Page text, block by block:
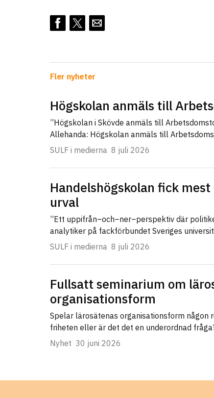
Fler nyheter
Högskolan anmäls till
”Högskolan i Skövde anmäls till
Allehanda: Högskolan anmäls till
SULF i medierna 8 juli 2026
Handelshögskolan fick
urval
”Ett uppifrån–och–ner–perspektiv där
analytiker på fackförbundet Sveriges
SULF i medierna 8 juli 2026
Fullsatt seminarium om
organisationsform
Spelar lärosätenas organisationsform någon
friheten eller är det det en underordnad
Nyhet 30 juni 2026